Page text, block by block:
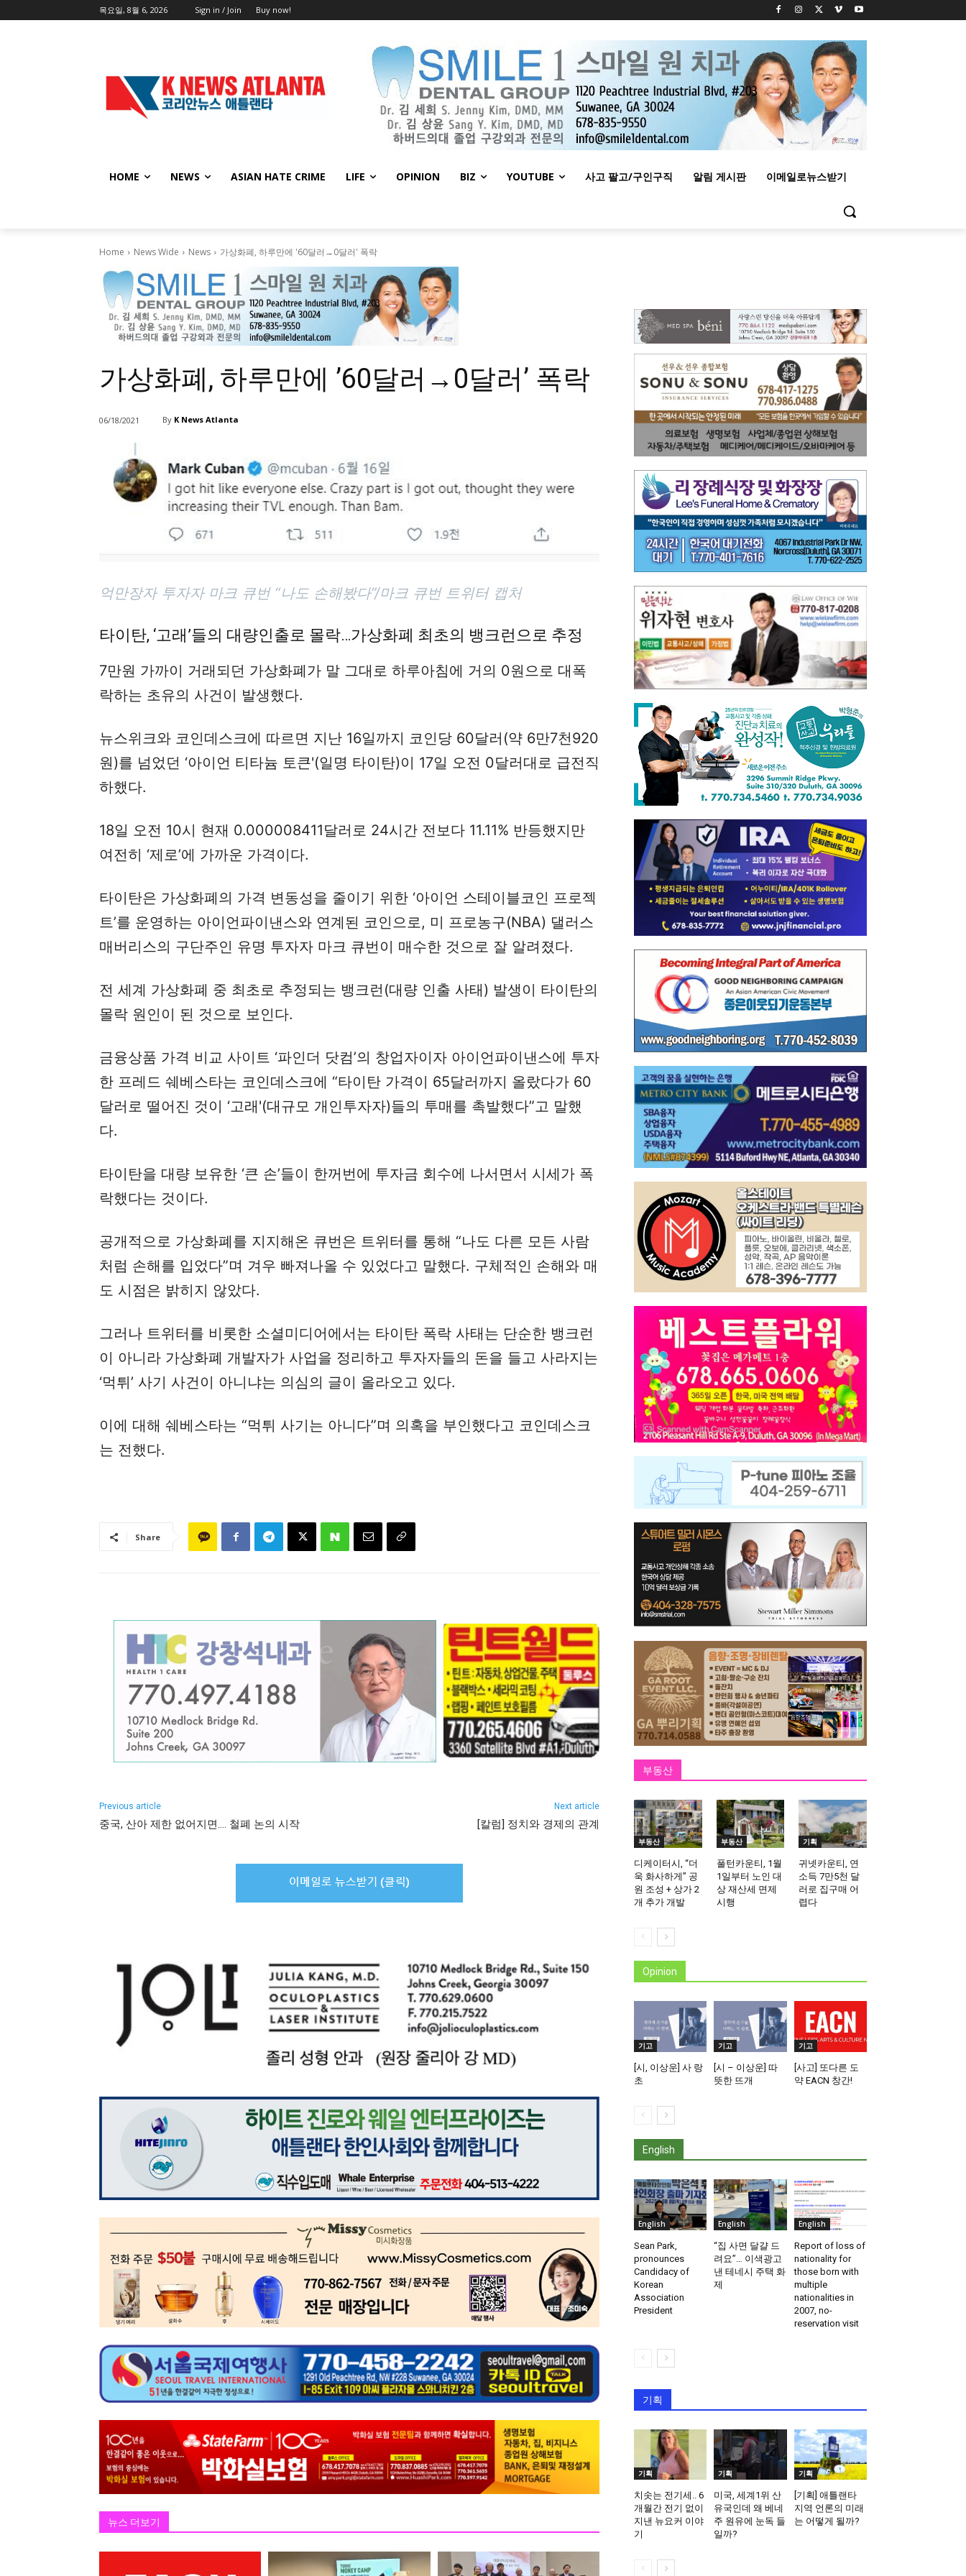
목요일, 8월 6, 2026 Sign in / Join Buy now!
HOME NEWS ASIAN HATE CRIME LIFE OPINION BIZ YOUTUBE 사고 팔고/구인구직 알림 게시판 이메일로뉴스받기
Home News Wide News 가상화폐, 하루만에 '60달러→0달러' 폭락
가상화폐, 하루만에 ’60달러→0달러’ 폭락
06/18/2021 By K News Atlanta
억만장자 투자자 마크 큐번 “나도 손해봤다”/마크 큐번 트위터 캡처
타이탄, ‘고래’들의 대량인출로 몰락…가상화폐 최초의 뱅크런으로 추정
7만원 가까이 거래되던 가상화폐가 말 그대로 하루아침에 거의 0원으로 대폭
락하는 초유의 사건이 발생했다.
뉴스위크와 코인데스크에 따르면 지난 16일까지 코인당 60달러(약 6만7천920
원)를 넘었던 ‘아이언 티타늄 토큰'(일명 타이탄)이 17일 오전 0달러대로 급전직
하했다.
18일 오전 10시 현재 0.000008411달러로 24시간 전보다 11.11% 반등했지만
여전히 ‘제로’에 가까운 가격이다.
타이탄은 가상화폐의 가격 변동성을 줄이기 위한 ‘아이언 스테이블코인 프로젝
트’를 운영하는 아이언파이낸스와 연계된 코인으로, 미 프로농구(NBA) 댈러스
매버리스의 구단주인 유명 투자자 마크 큐번이 매수한 것으로 잘 알려졌다.
전 세계 가상화폐 중 최초로 추정되는 뱅크런(대량 인출 사태) 발생이 타이탄의
몰락 원인이 된 것으로 보인다.
금융상품 가격 비교 사이트 ‘파인더 닷컴’의 창업자이자 아이언파이낸스에 투자
한 프레드 쉐베스타는 코인데스크에 “타이탄 가격이 65달러까지 올랐다가 60
달러로 떨어진 것이 ‘고래'(대규모 개인투자자)들의 투매를 촉발했다”고 말했
다.
타이탄을 대량 보유한 ‘큰 손’들이 한꺼번에 투자금 회수에 나서면서 시세가 폭
락했다는 것이다.
공개적으로 가상화폐를 지지해온 큐번은 트위터를 통해 “나도 다른 모든 사람
처럼 손해를 입었다”며 겨우 빠져나올 수 있었다고 말했다. 구체적인 손해와 매
도 시점은 밝히지 않았다.
그러나 트위터를 비롯한 소셜미디어에서는 타이탄 폭락 사태는 단순한 뱅크런
이 아니라 가상화폐 개발자가 사업을 정리하고 투자자들의 돈을 들고 사라지는
‘먹튀’ 사기 사건이 아니냐는 의심의 글이 올라오고 있다.
이에 대해 쉐베스타는 “먹튀 사기는 아니다”며 의혹을 부인했다고 코인데스크
는 전했다.
Share
Previous article
중국, 산아 제한 없어지면…. 철폐 논의 시작
Next article
[칼럼] 정치와 경제의 관계
뉴스 더보기
부동산
부동산
디케이터시, “더
욱 화사하게” 공
원 조성 + 상가 2
개 추가 개발
부동산
풀턴카운티, 1월
1일부터 노인 대
상 재산세 면제
시행
기획
귀넷카운티, 연
소득 7만5천 달
러로 집구매 어
렵다
Opinion
기고
[시, 이상운] 사 랑
초
기고
[시 – 이상운] 따
뜻한 뜨개
기고
[사고] 또다른 도
약 EACN 창간!
English
English
Sean Park,
pronounces
Candidacy of
Korean
Association
President
English
“집 사면 달걀 드
려요”… 이색광고
낸 테네시 주택 화
제
English
Report of loss of
nationality for
those born with
multiple
nationalities in
2007, no-
reservation visit
기획
기획
치솟는 전기세.. 6
개월간 전기 없이
지낸 뉴요커 이야
기
기획
미국, 세계1위 산
유국인데 왜 베네
주 원유에 눈독 들
일까?
기획
[기획] 애틀랜타
지역 언론의 미래
는 어떻게 될까?